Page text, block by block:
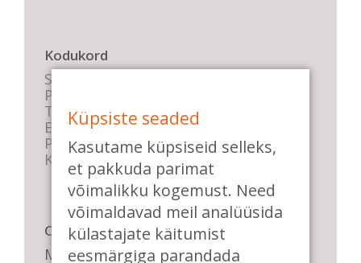
Kodukord
Stuudio sisekord
Privaatsustingimused
Tasemete kirjeldused
E-poe tingimused
Parkimise info
KKK
Casa de Baile
Me pühendume lõbusale olemisele,
Küpsiste seaded
Kasutame küpsiseid selleks,
et pakkuda parimat
võimalikku kogemust. Need
võimaldavad meil analüüsida
külastajate käitumist
eesmärgiga parandada